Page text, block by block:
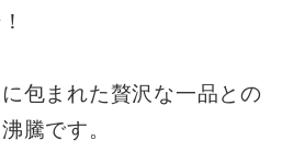
包まれた贅沢な一品との
騰です。